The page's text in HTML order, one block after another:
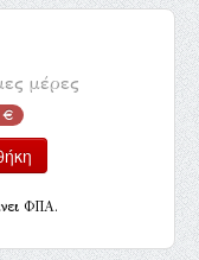
μέρες
€
ΦΠΑ.